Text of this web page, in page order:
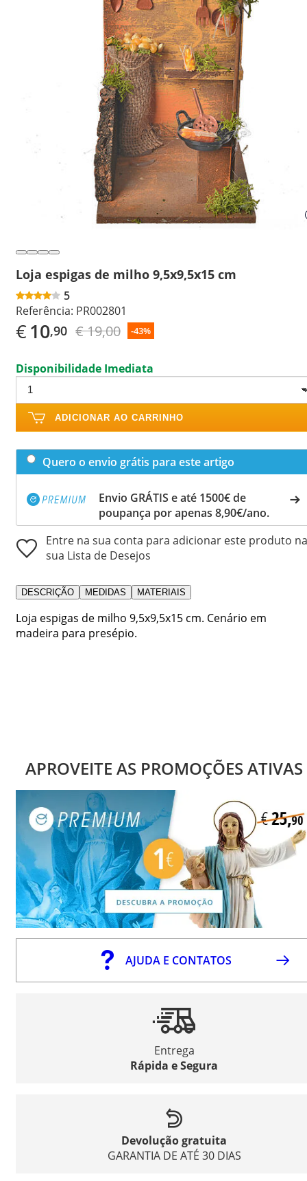
Loja espigas de milho 9,5x9,5x15 cm
5
Referência: PR002801
€10,90 € 19,00 -43%
Disponibilidade Imediata
ADICIONAR AO CARRINHO
Quero o envio grátis para este artigo
Envio GRÁTIS e até 1500€ de
poupança por apenas 8,90€/ano.
Entre na sua conta para adicionar este produto na
sua Lista de Desejos
DESCRIÇÃO MEDIDAS MATERIAIS
Loja espigas de milho 9,5x9,5x15 cm. Cenário em
madeira para presépio.
APROVEITE AS PROMOÇÕES ATIVAS
AJUDA E CONTATOS
Entrega
Rápida e Segura
Devolução gratuita
GARANTIA DE ATÉ 30 DIAS